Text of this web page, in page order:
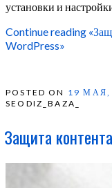
установки и
Continue reading
WordPress»
POSTED ON 19 МАЯ,
SEODIZ_BAZA_
Защита